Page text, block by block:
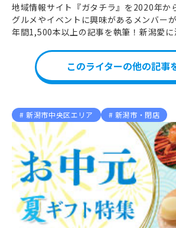
地域情報サイト『ガタチラ』を2020年か
グルメやイベントに興味があるメンバー
年間1,500本以上の記事を執筆！新潟愛
このライターの他の記事
新潟市中央区エリア 新潟市・閉店